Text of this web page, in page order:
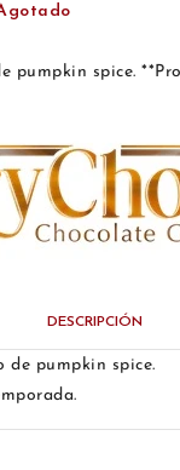
pumpkin spice.
DESCRIPCIÓN
de pumpkin spice.